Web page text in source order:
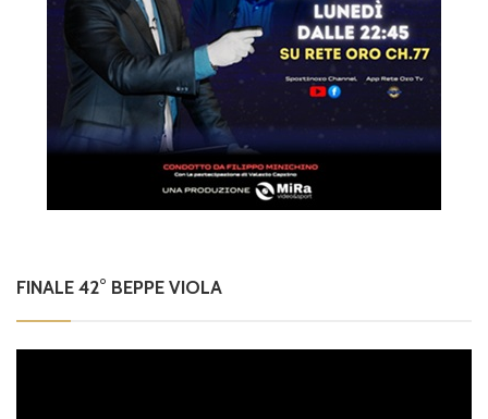
FINALE 42° BEPPE VIOLA